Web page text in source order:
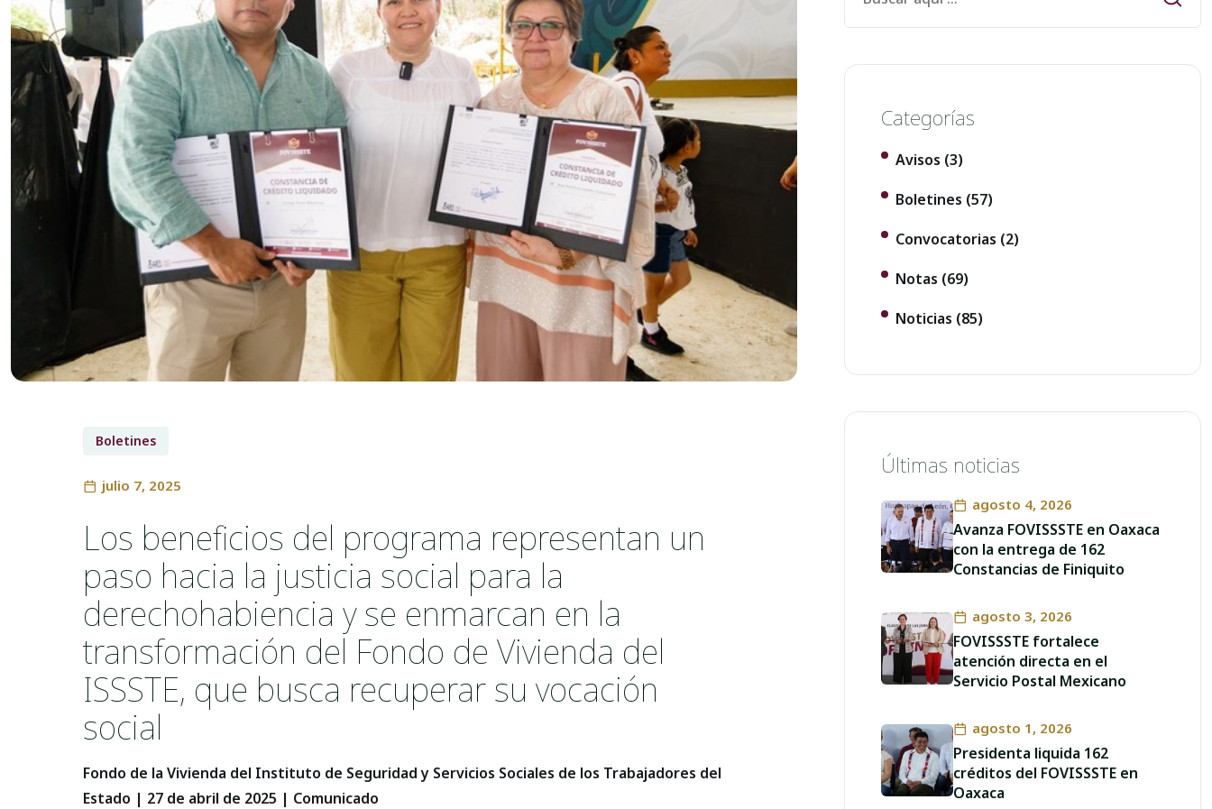
Boletines
julio 7, 2025
Los beneficios del programa representan un
paso hacia la justicia social para la
derechohabiencia y se enmarcan en la
transformación del Fondo de Vivienda del
ISSSTE, que busca recuperar su vocación
social
Fondo de la Vivienda del Instituto de Seguridad y Servicios Sociales de los Trabajadores del
Estado | 27 de abril de 2025 | Comunicado
Categorías
Avisos (3)
Boletines (57)
Convocatorias (2)
Notas (69)
Noticias (85)
Últimas noticias
agosto 4, 2026
Avanza FOVISSSTE en Oaxaca
con la entrega de 162
Constancias de Finiquito
agosto 3, 2026
FOVISSSTE fortalece
atención directa en el
Servicio Postal Mexicano
agosto 1, 2026
Presidenta liquida 162
créditos del FOVISSSTE en
Oaxaca